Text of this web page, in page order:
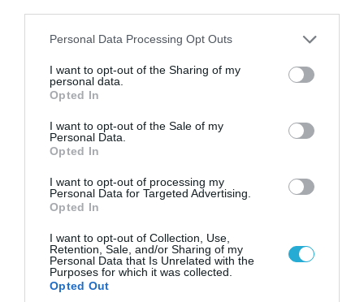
Please note that this website/app uses one or more Google
not limited to your visit or usage behaviour. You may click to
grant or deny consent to Google and its third-party tags to
use your data for below specified purposes in below Google
consent section.
Personal Data Processing Opt Outs
I want to opt-out of the Sharing of my
personal data.
Opted In
I want to opt-out of the Sale of my
Personal Data.
Opted In
I want to opt-out of processing my
Personal Data for Targeted Advertising.
Opted In
I want to opt-out of Collection, Use,
Retention, Sale, and/or Sharing of my
Personal Data that Is Unrelated with the
Purposes for which it was collected.
Opted Out
768 – Πεπίνος ο Βραχύς, βασιλιάς των Φράγκων
1143 – Πάπας Ιννοκέντιος Β’